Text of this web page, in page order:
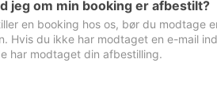
jeg om min booking er afbestilt?
en booking hos os, bør du
Hvis du ikke har modtaget en e-mail
har modtaget din afbestilling.